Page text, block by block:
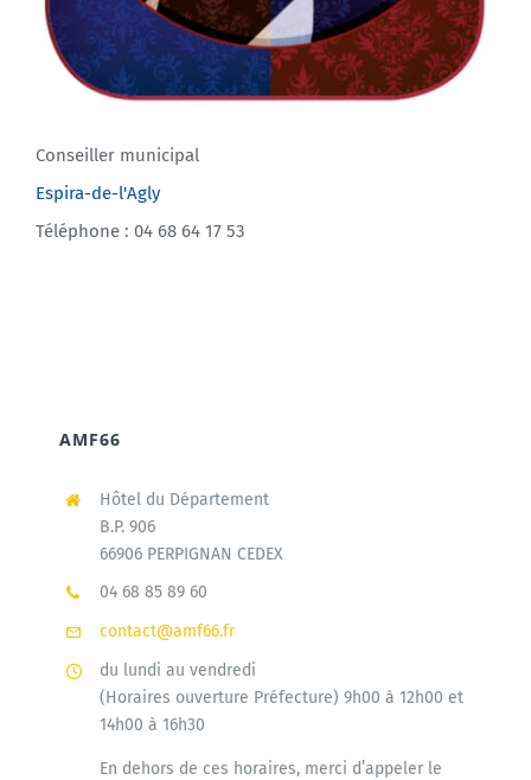
Conseiller municipal
Espira-de-l'Agly
Téléphone : 04 68 64 17 53
AMF66
Hôtel du Département
B.P. 906
66906 PERPIGNAN CEDEX
04 68 85 89 60
contact@amf66.fr
du lundi au vendredi
(Horaires ouverture Préfecture) 9h00 à 12h00 et
14h00 à 16h30
En dehors de ces horaires, merci d’appeler le